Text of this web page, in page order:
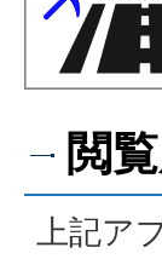
閲
上記ア